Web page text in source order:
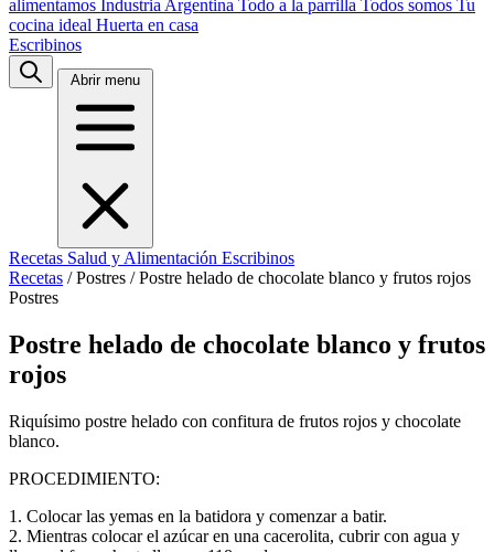
alimentamos Industria Argentina Todo a la parrilla Todos somos Tu
cocina ideal Huerta en casa
Escribinos
Abrir menu
Recetas Salud y Alimentación Escribinos
Recetas / Postres / Postre helado de chocolate blanco y frutos rojos
Postres
Postre helado de chocolate blanco y frutos
rojos
Riquísimo postre helado con confitura de frutos rojos y chocolate
blanco.
PROCEDIMIENTO:
1. Colocar las yemas en la batidora y comenzar a batir.
2. Mientras colocar el azúcar en una cacerolita, cubrir con agua y